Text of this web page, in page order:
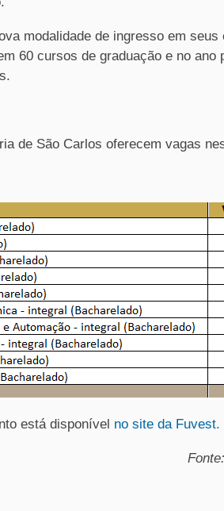
modalidade de ingresso em seus
60 cursos de graduação e no ano
de São Carlos oferecem vagas
está disponível no site da Fuvest.